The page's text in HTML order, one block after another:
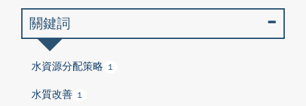
關鍵詞
水資源分配策略 1
水質改善 1